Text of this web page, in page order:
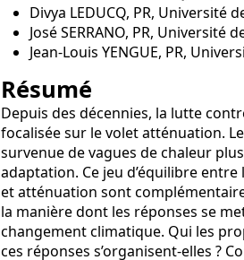
Divya LEDUCQ, PR, Université
José SERRANO, PR, Université
Jean-Louis YENGUE, PR,
Résumé
Depuis des décennies, la lutte
focalisée sur le volet atténuation.
survenue de vagues de chaleur
adaptation. Ce jeu d’équilibre
et atténuation sont
la manière dont les réponses se
changement climatique. Qui les
ces réponses s’organisent-elles ?